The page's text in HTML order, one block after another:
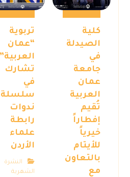
كلية
الصيدلة
في
جامعة
عمان
العربية
تُقيم
إفطاراً
خيرياً
للأيتام
بالتعاون
مع
تربوية
“عمان
العربية”
تشارك
في
سلسلة
ندوات
رابطة
علماء
الأردن
النشرة
الشهرية